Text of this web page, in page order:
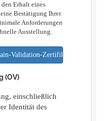
Erhalt eines
Bestätigung Ihrer
Anforderungen
Ausstellung.
Validation-Zertifikate
(OV)
einschließlich
Identität des